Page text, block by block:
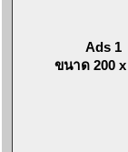
Ads 1
ขนาด 200 x